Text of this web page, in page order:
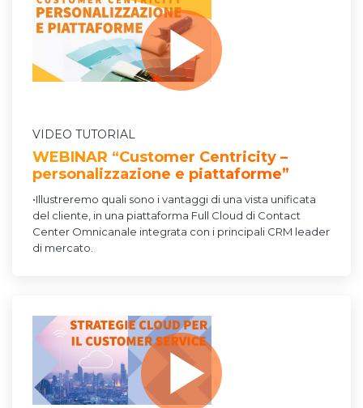
VIDEO TUTORIAL
WEBINAR “Customer Centricity –
personalizzazione e piattaforme”
•Illustreremo quali sono i vantaggi di una vista unificata
del cliente, in una piattaforma Full Cloud di Contact
Center Omnicanale integrata con i principali CRM leader
di mercato.